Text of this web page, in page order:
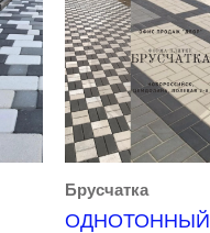
Брусчатка
ОДНОТОННЫЙ